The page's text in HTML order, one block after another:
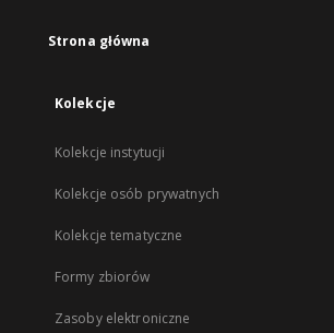
Strona główna
Kolekcje
Kolekcje instytucji
Kolekcje osób prywatnych
Kolekcje tematyczne
Formy zbiorów
Zasoby elektroniczne